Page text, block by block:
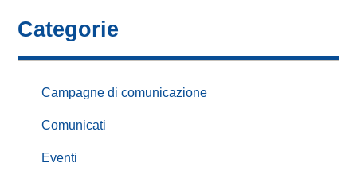
Categorie
Campagne di comunicazione
Comunicati
Eventi